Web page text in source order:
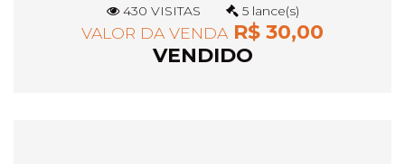
430 VISITAS 5 lance(s)
VALOR DA VENDA R$ 30,00
VENDIDO